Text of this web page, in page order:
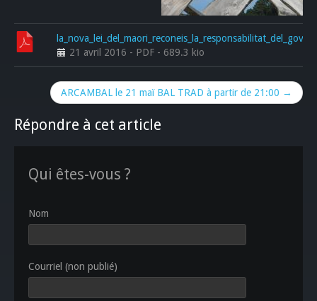
21 avril 2016 - PDF - 689.3 kio
ARCAMBAL le 21 maï BAL TRAD à partir de 21:00 →
Répondre à cet article
Qui êtes-vous ?
Nom
Courriel (non publié)